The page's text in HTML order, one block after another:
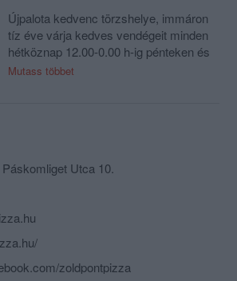
Újpalota kedvenc törzshelye, immáron
tíz éve várja kedves vendégeit minden
hétköznap 12.00-0.00 h-ig pénteken és
szombaton 12.00-01.00 h-ig.
Mutass többet
Utca 10.
zoldpontpizza